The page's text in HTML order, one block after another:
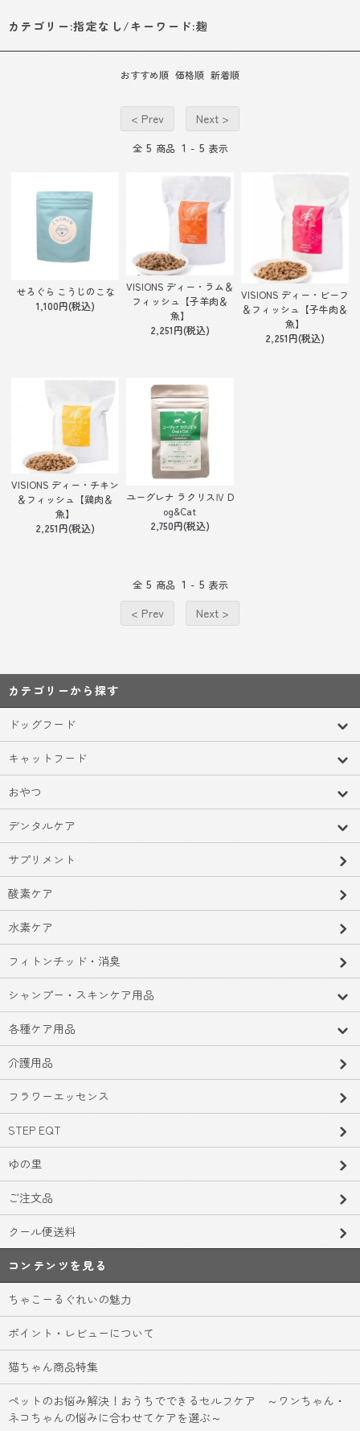
カテゴリー:指定なし/キーワード:麹
おすすめ順 価格順 新着順
< Prev Next >
全 5 商品 1 - 5 表示
せろぐら こうじのこな
1,100円(税込)
VISIONS ディー・ラム＆
フィッシュ【子羊肉＆
魚】
2,251円(税込)
VISIONS ディー・ビーフ
＆フィッシュ【子牛肉＆
魚】
2,251円(税込)
VISIONS ディー・チキン
＆フィッシュ【鶏肉＆
魚】
2,251円(税込)
ユーグレナ ラクリスⅣ D
og&Cat
2,750円(税込)
全 5 商品 1 - 5 表示
< Prev Next >
カテゴリーから探す
ドッグフード
キャットフード
おやつ
デンタルケア
サプリメント
酸素ケア
水素ケア
フィトンチッド・消臭
シャンプー・スキンケア用品
各種ケア用品
介護用品
フラワーエッセンス
STEP EQT
ゆの里
ご注文品
クール便送料
コンテンツを見る
ちゃこーるぐれいの魅力
ポイント・レビューについて
猫ちゃん商品特集
ペットのお悩み解決！おうちでできるセルフケア ～ワンちゃん・
ネコちゃんの悩みに合わせてケアを選ぶ～